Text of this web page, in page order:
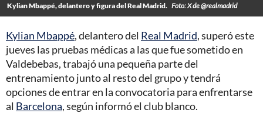
Kylian Mbappé, delantero y figura del Real Madrid. Foto: X de @realmadrid
Kylian Mbappé, delantero del Real Madrid, superó este
jueves las pruebas médicas a las que fue sometido en
Valdebebas, trabajó una pequeña parte del
entrenamiento junto al resto del grupo y tendrá
opciones de entrar en la convocatoria para enfrentarse
al Barcelona, según informó el club blanco.